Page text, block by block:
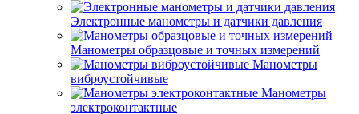
Электронные манометры и датчики давления
Манометры образцовые и точных измерений
Манометры
виброустойчивые
Манометры
электроконтактные